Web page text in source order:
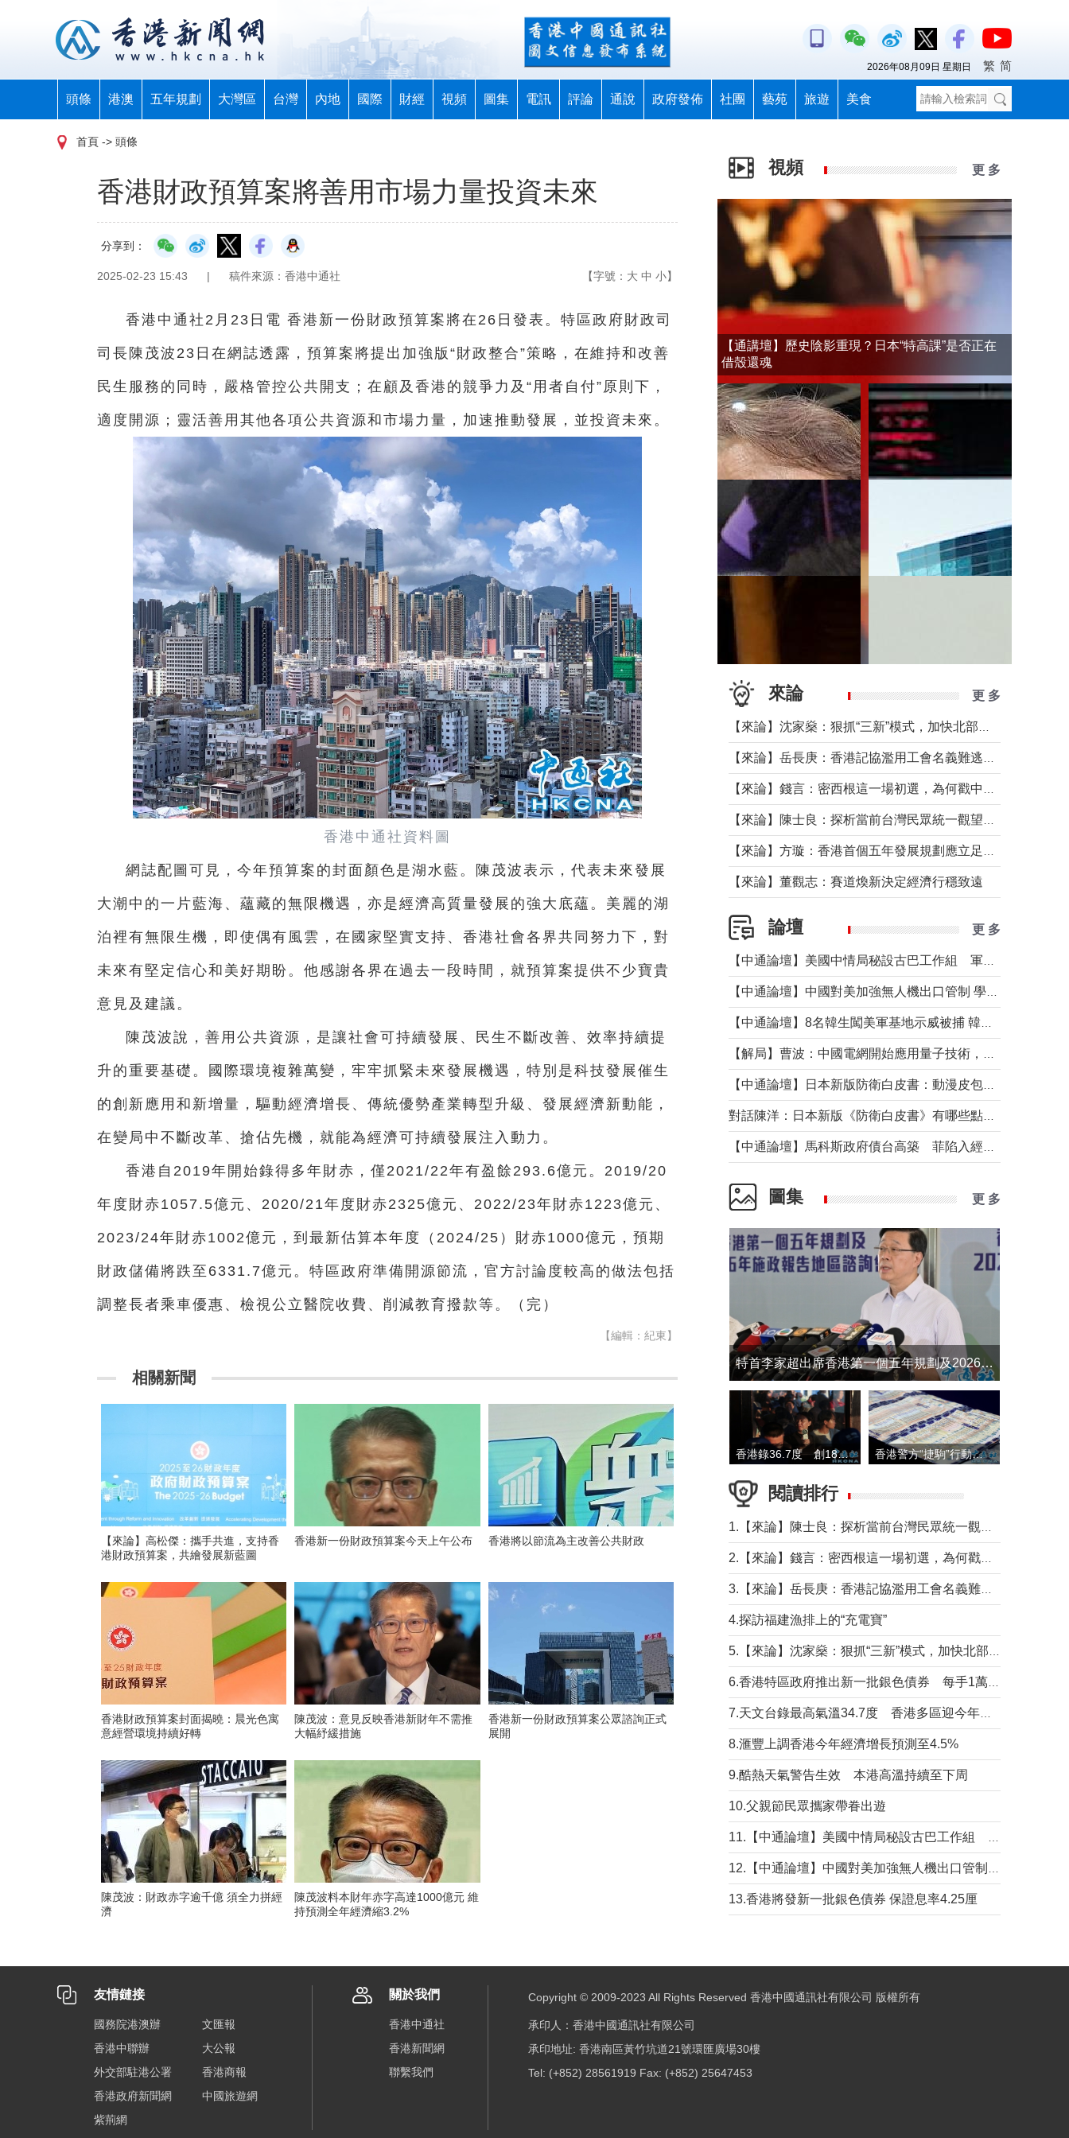
頭條 港澳 五年規劃 大灣區 台灣 內地 國際 財經 視頻 圖集 電訊 評論 通說 政府發佈 社團 藝苑 旅遊 美食
2026年08月09日 星期日 繁 简
首頁 -> 頭條
香港財政預算案將善用市場力量投資未來
分享到：
2025-02-23 15:43 | 稿件來源：香港中通社 【字號： 大 中 小】
香港中通社2月23日電 香港新一份財政預算案將在26日發表。特區政府財政司
司長陳茂波23日在網誌透露，預算案將提出加強版“財政整合”策略，在維持和改善
民生服務的同時，嚴格管控公共開支；在顧及香港的競爭力及“用者自付”原則下，
適度開源；靈活善用其他各項公共資源和市場力量，加速推動發展，並投資未來。
香港中通社資料圖
網誌配圖可見，今年預算案的封面顏色是湖水藍。陳茂波表示，代表未來發展
大潮中的一片藍海、蘊藏的無限機遇，亦是經濟高質量發展的強大底蘊。美麗的湖
泊裡有無限生機，即使偶有風雲，在國家堅實支持、香港社會各界共同努力下，對
未來有堅定信心和美好期盼。他感謝各界在過去一段時間，就預算案提供不少寶貴
意見及建議。
陳茂波說，善用公共資源，是讓社會可持續發展、民生不斷改善、效率持續提
升的重要基礎。國際環境複雜萬變，牢牢抓緊未來發展機遇，特別是科技發展催生
的創新應用和新增量，驅動經濟增長、傳統優勢產業轉型升級、發展經濟新動能，
在變局中不斷改革、搶佔先機，就能為經濟可持續發展注入動力。
香港自2019年開始錄得多年財赤，僅2021/22年有盈餘293.6億元。2019/20
年度財赤1057.5億元、2020/21年度財赤2325億元、2022/23年財赤1223億元、
2023/24年財赤1002億元，到最新估算本年度（2024/25）財赤1000億元，預期
財政儲備將跌至6331.7億元。特區政府準備開源節流，官方討論度較高的做法包括
調整長者乘車優惠、檢視公立醫院收費、削減教育撥款等。（完）
【編輯：紀東】
相關新聞
【來論】高松傑：攜手共進，支持香
港財政預算案，共繪發展新藍圖
香港新一份財政預算案今天上午公布 香港將以節流為主改善公共財政
香港財政預算案封面揭曉：晨光色寓
意經營環境持續好轉
陳茂波：意見反映香港新財年不需推
大幅紓緩措施
香港新一份財政預算案公眾諮詢正式
展開
陳茂波：財政赤字逾千億 須全力拼經
濟
陳茂波料本財年赤字高達1000億元 維
持預測全年經濟縮3.2%
視頻 更 多
【通講壇】歷史陰影重現？日本“特高課”是否正在
借殼還魂
來論 更 多
【來論】董觀志：賽道煥新決定經濟行穩致遠
論壇 更 多
圖集 更 多
​特首李家超出席香港第一個五年規劃及2026年《施政報告》地區諮詢會
香港錄36.7度 創1884年有紀錄以來最高溫 香港警方“捷駒”行動拘147人 涉洗黑錢逾6億元
閱讀排行
4.探訪福建漁排上的“充電寶”
8.滙豐上調香港今年經濟增長預測至4.5%
9.酷熱天氣警告生效 本港高溫持續至下周
10.父親節民眾攜家帶眷出遊
13.香港將發新一批銀色債券 保證息率4.25厘
友情鏈接
國務院港澳辦
文匯報
香港中聯辦
大公報
外交部駐港公署
香港商報
香港政府新聞網
中國旅遊網
紫荊網
關於我們
香港中通社
香港新聞網
聯繫我們
Copyright © 2009-2023 All Rights Reserved 香港中國通訊社有限公司 版權所有
承印人：香港中國通訊社有限公司
承印地址: 香港南區黃竹坑道21號環匯廣場30樓
Tel: (+852) 28561919 Fax: (+852) 25647453